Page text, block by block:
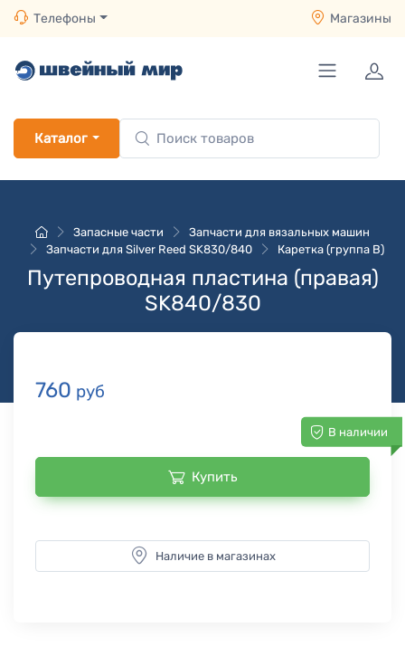
Телефоны Магазины
Каталог
Запасные части
Запчасти для вязальных машин
Запчасти для Silver Reed SK830/840
Каретка (группа B)
Путепроводная пластина (правая)
SK840/830
760 руб
В наличии
Купить
Наличие в магазинах